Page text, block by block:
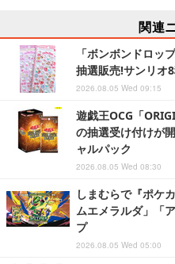
関連
「ボンボンドロッ
抽選販売!サンリオ
2026.08.05 Wed 09:15
遊戯王OCG「
の抽選受け付けが
ャルパック
2026.08.05 Wed 08:30
しまむらで『ポケ
ムエメラルダ」「
プ
2026.08.05 Wed 05:00